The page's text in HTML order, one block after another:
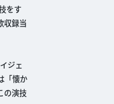
をす
収録当
ジェ
「懐か
の演技